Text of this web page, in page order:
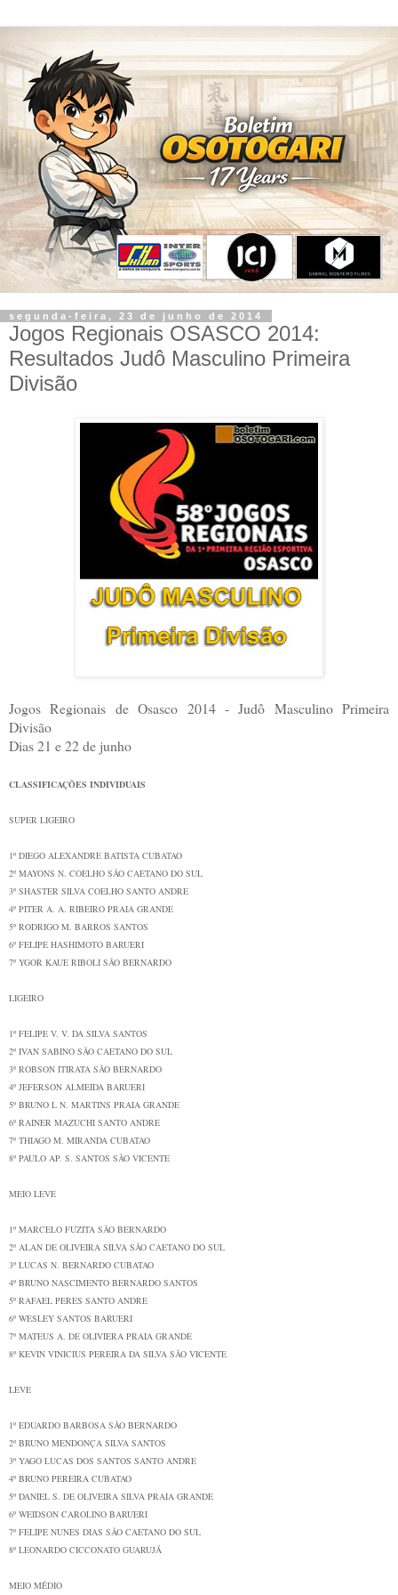
segunda-feira, 23 de junho de 2014
Jogos Regionais OSASCO 2014:
Resultados Judô Masculino Primeira
Divisão
Jogos Regionais de Osasco 2014 - Judô Masculino Primeira
Divisão
Dias 21 e 22 de junho
CLASSIFICAÇÕES INDIVIDUAIS
SUPER LIGEIRO
1º DIEGO ALEXANDRE BATISTA CUBATAO
2º MAYONS N. COELHO SÃO CAETANO DO SUL
3º SHASTER SILVA COELHO SANTO ANDRE
4º PITER A. A. RIBEIRO PRAIA GRANDE
5º RODRIGO M. BARROS SANTOS
6º FELIPE HASHIMOTO BARUERI
7º YGOR KAUE RIBOLI SÃO BERNARDO
LIGEIRO
1º FELIPE V. V. DA SILVA SANTOS
2º IVAN SABINO SÃO CAETANO DO SUL
3º ROBSON ITIRATA SÃO BERNARDO
4º JEFERSON ALMEIDA BARUERI
5º BRUNO L N. MARTINS PRAIA GRANDE
6º RAINER MAZUCHI SANTO ANDRE
7º THIAGO M. MIRANDA CUBATAO
8º PAULO AP. S. SANTOS SÃO VICENTE
MEIO LEVE
1º MARCELO FUZITA SÃO BERNARDO
2º ALAN DE OLIVEIRA SILVA SÃO CAETANO DO SUL
3º LUCAS N. BERNARDO CUBATAO
4º BRUNO NASCIMENTO BERNARDO SANTOS
5º RAFAEL PERES SANTO ANDRE
6º WESLEY SANTOS BARUERI
7º MATEUS A. DE OLIVIERA PRAIA GRANDE
8º KEVIN VINICIUS PEREIRA DA SILVA SÃO VICENTE
LEVE
1º EDUARDO BARBOSA SÃO BERNARDO
2º BRUNO MENDONÇA SILVA SANTOS
3º YAGO LUCAS DOS SANTOS SANTO ANDRE
4º BRUNO PEREIRA CUBATAO
5º DANIEL S. DE OLIVEIRA SILVA PRAIA GRANDE
6º WEIDSON CAROLINO BARUERI
7º FELIPE NUNES DIAS SÃO CAETANO DO SUL
8º LEONARDO CICCONATO GUARUJÁ
MEIO MÉDIO